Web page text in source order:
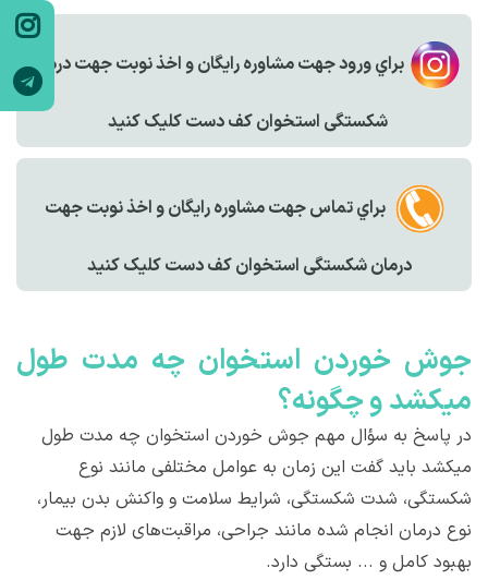
براي ورود جهت مشاوره رايگان و اخذ نوبت جهت درمان
شکستگی استخوان کف دست کليک کنيد
براي تماس جهت مشاوره رايگان و اخذ نوبت جهت
درمان شکستگی استخوان کف دست کليک کنيد
جوش خوردن استخوان چه مدت طول
میکشد و چگونه؟
در پاسخ به سؤال مهم جوش خوردن استخوان چه مدت طول
میکشد باید گفت این زمان به عوامل مختلفی مانند نوع
شکستگی، شدت شکستگی، شرایط سلامت و واکنش بدن بیمار،
نوع درمان انجام شده مانند جراحی، مراقبت‌های لازم جهت
بهبود کامل و ... بستگی دارد.